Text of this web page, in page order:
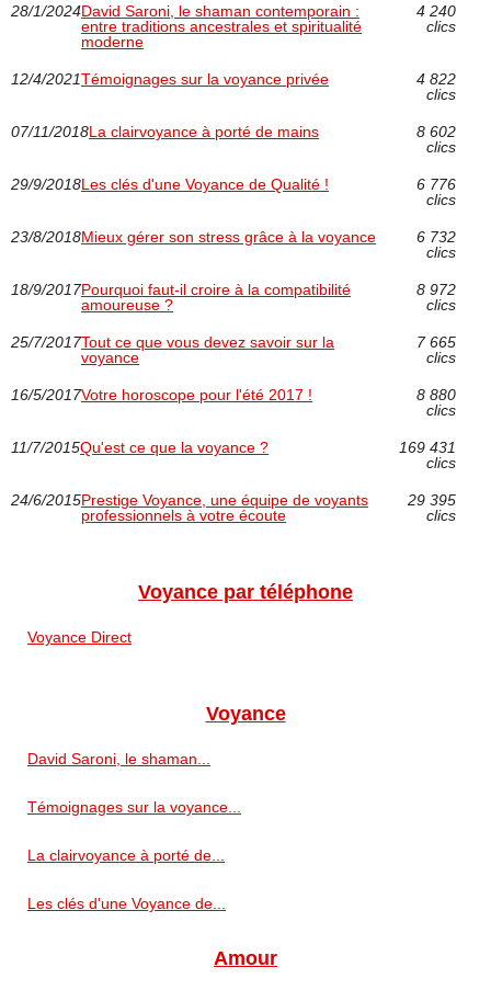
28/1/2024David Saroni, le shaman contemporain :
entre traditions ancestrales et spiritualité
moderne
4 240
clics
12/4/2021Témoignages sur la voyance privée
4 822
clics
07/11/2018La clairvoyance à porté de mains
8 602
clics
29/9/2018Les clés d'une Voyance de Qualité !
6 776
clics
23/8/2018Mieux gérer son stress grâce à la voyance
6 732
clics
18/9/2017Pourquoi faut-il croire à la compatibilité
amoureuse ?
8 972
clics
25/7/2017Tout ce que vous devez savoir sur la
voyance
7 665
clics
16/5/2017Votre horoscope pour l'été 2017 !
8 880
clics
11/7/2015Qu'est ce que la voyance ?
169 431
clics
24/6/2015Prestige Voyance, une équipe de voyants
professionnels à votre écoute
29 395
clics
Voyance par téléphone
Voyance Direct
Voyance
David Saroni, le shaman...
Témoignages sur la voyance...
La clairvoyance à porté de...
Les clés d'une Voyance de...
Amour